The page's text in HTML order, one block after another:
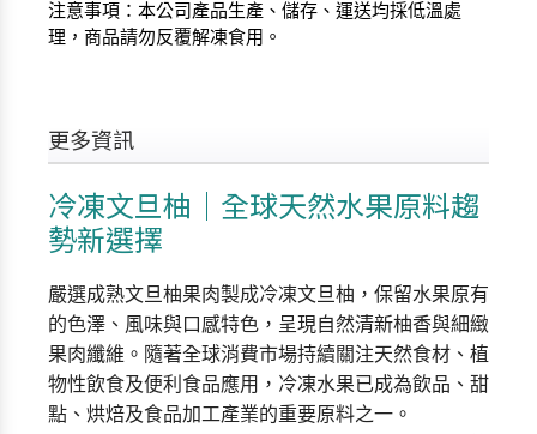
注意事項：本公司產品生產、儲存、運送均採低溫處
理，商品請勿反覆解凍食用。
更多資訊
冷凍文旦柚｜全球天然水果原料趨
勢新選擇
嚴選成熟文旦柚果肉製成冷凍文旦柚，保留水果原有
的色澤、風味與口感特色，呈現自然清新柚香與細緻
果肉纖維。隨著全球消費市場持續關注天然食材、植
物性飲食及便利食品應用，冷凍水果已成為飲品、甜
點、烘焙及食品加工產業的重要原料之一。